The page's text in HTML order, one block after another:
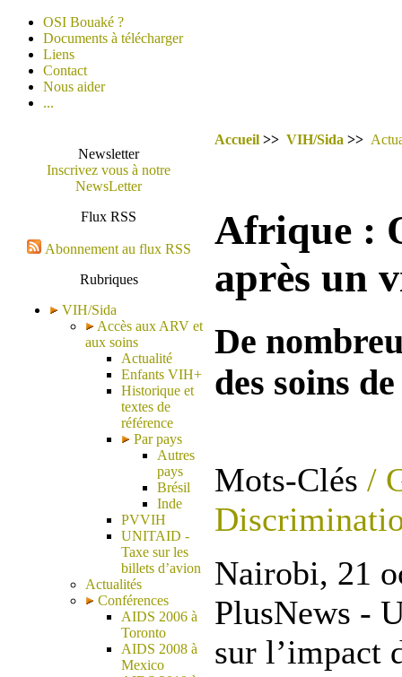
OSI Bouaké ?
Documents à télécharger
Liens
Contact
Nous aider
...
Newsletter
Inscrivez vous à notre
NewsLetter
Flux RSS
Abonnement au flux RSS
Rubriques
VIH/Sida
Accès aux ARV et
aux soins
Actualité
Enfants VIH+
Historique et
textes de
référence
Par pays
Autres
pays
Brésil
Inde
PVVIH
UNITAID -
Taxe sur les
billets d’avion
Actualités
Conférences
AIDS 2006 à
Toronto
AIDS 2008 à
Mexico
Accueil >> VIH/Sida >>
Afrique :
après un
De
des soins
Mots-Clés /
Nairobi, 21
PlusNews -
sur l’impact